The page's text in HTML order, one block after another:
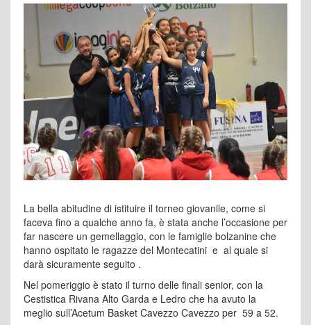
La bella abitudine di istituire il torneo giovanile, come si
faceva fino a qualche anno fa, è stata anche l’occasione per
far nascere un gemellaggio, con le famiglie bolzanine che
hanno ospitato le ragazze del Montecatini e al quale si
darà sicuramente seguito .
Nel pomeriggio è stato il turno delle finali senior, con la
Cestistica Rivana Alto Garda e Ledro che ha avuto la
meglio sull’Acetum Basket Cavezzo Cavezzo per 59 a 52.